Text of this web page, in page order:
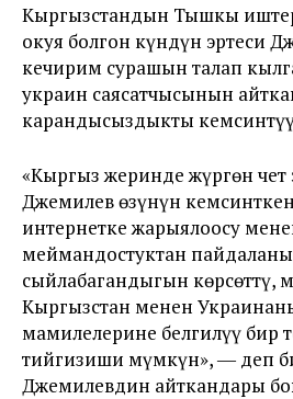
Кыргызстандын Тышкы
окуя болгон күндүн эртеси
кечирим сурашын талап
украин саясатчысынын
карандысыздыкты
«Кыргыз жеринде жүргөн
Джемилев өзүнүн
интернетке жарыялоосу
меймандостуктан
сыйлабагандыгын көрсөттү,
Кыргызстан менен
мамилелерине белгилүү бир
тийгизиши мүмкүн», ― деп
Джемилевдин айткандары